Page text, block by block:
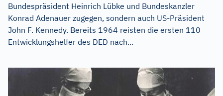
Bundespräsident Heinrich Lübke und Bundeskanzler
Konrad Adenauer zugegen, sondern auch US-Präsident
John F. Kennedy. Bereits 1964 reisten die ersten 110
Entwicklungshelfer des DED nach...